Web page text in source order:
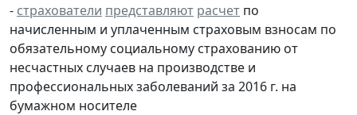
- страхователи представляют расчет по
начисленным и уплаченным страховым взносам по
обязательному социальному страхованию от
несчастных случаев на производстве и
профессиональных заболеваний за 2016 г. на
бумажном носителе